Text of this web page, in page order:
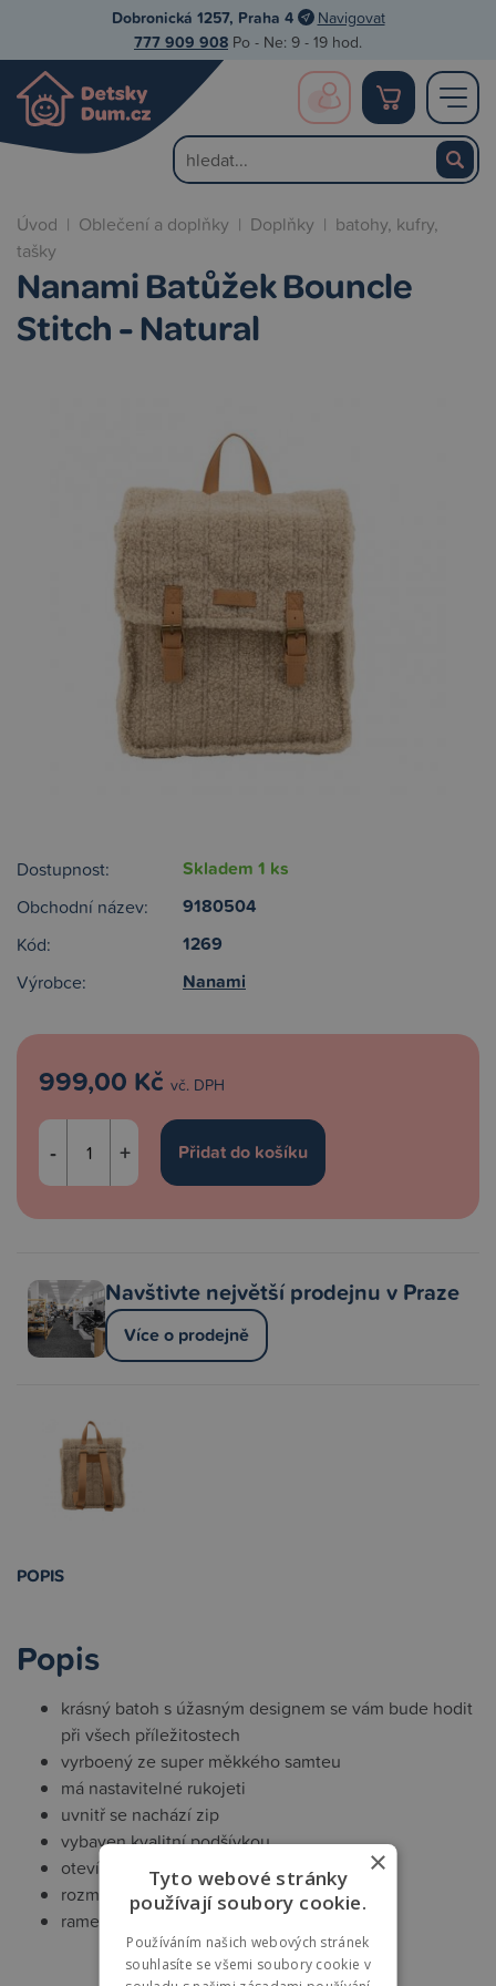
Dobronická 1257, Praha 4 Navigovat
777 909 908 Po - Ne: 9 - 19 hod.
Úvod | Oblečení a doplňky | Doplňky | batohy, kufry,
tašky
Nanami Batůžek Bouncle
Stitch - Natural
Dostupnost: Skladem 1 ks
Obchodní název: 9180504
Kód: 1269
Výrobce: Nanami
999,00 Kč vč. DPH
- +
Navštivte největší prodejnu v Praze
Více o prodejně
POPIS
Popis
krásný batoh s úžasným designem se vám bude hodit
při všech příležitostech
vyrboený ze super měkkého samteu
má nastavitelné rukojeti
uvnitř se nachází zip
vybaven kvalitní podšívkou
otevírání na magnetky
rozměry: 30 x 25 cm
ramenní popruhy: 45 cm - 60 cm
×
Tyto webové stránky
používají soubory cookie.
Používáním našich webových stránek
souhlasíte se všemi soubory cookie v